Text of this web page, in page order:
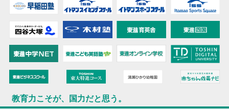
教育力こそが、国力だと思う。